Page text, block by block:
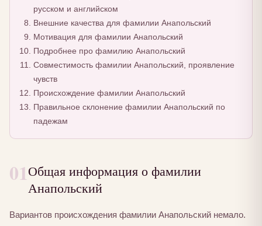
русском и английском
Внешние качества для фамилии Анапольский
Мотивация для фамилии Анапольский
Подробнее про фамилию Анапольский
Совместимость фамилии Анапольский, проявление
чувств
Происхождение фамилии Анапольский
Правильное склонение фамилии Анапольский по
падежам
01Общая информация о фамилии
Анапольский
Вариантов происхождения фамилии Анапольский немало.